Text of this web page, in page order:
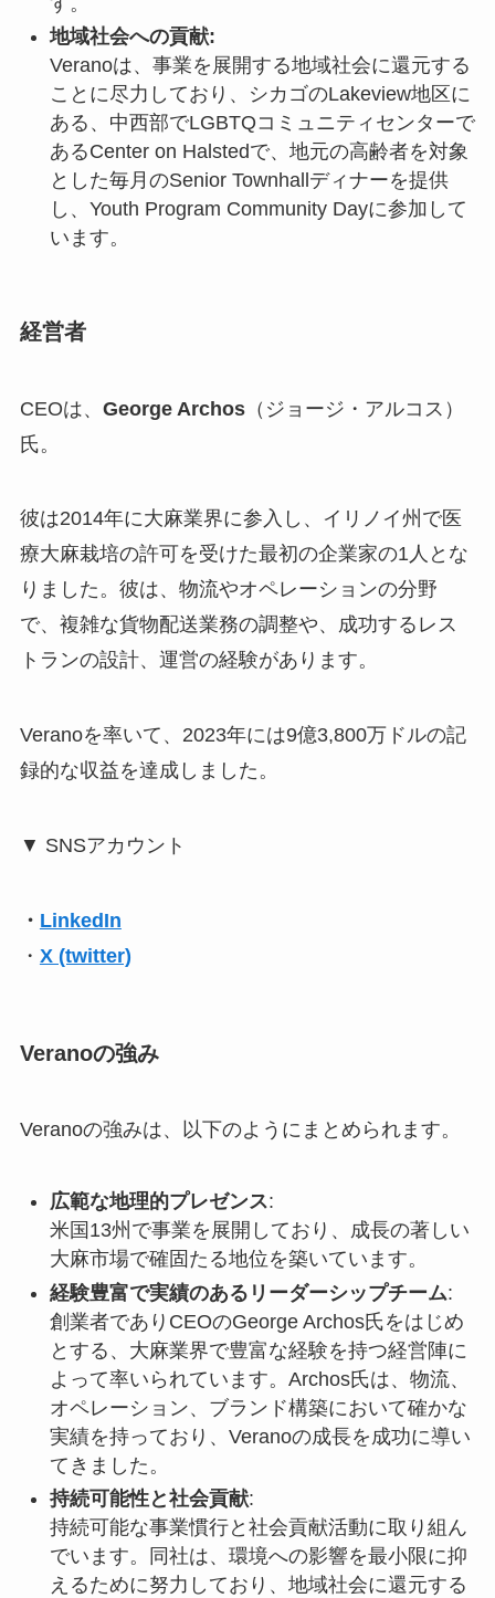
地域社会への貢献:
Veranoは、事業を展開する地域社会に還元する
ことに尽力しており、シカゴのLakeview地区に
ある、中西部でLGBTQコミュニティセンターで
あるCenter on Halstedで、地元の高齢者を対象
とした毎月のSenior Townhallディナーを提供
し、Youth Program Community Dayに参加して
います。
経営者
CEOは、 George Archos（ジョージ・アルコス）
氏。
彼は2014年に大麻業界に参入し、イリノイ州で医
療大麻栽培の許可を受けた最初の企業家の1人とな
りました。彼は、物流やオペレーションの分野
で、複雑な貨物配送業務の調整や、成功するレス
トランの設計、運営の経験があります。
Veranoを率いて、2023年には9億3,800万ドルの記
録的な収益を達成しました。
▼ SNSアカウント
・ LinkedIn
・ X (twitter)
Veranoの強み
Veranoの強みは、以下のようにまとめられます。
広範な地理的プレゼンス:
米国13州で事業を展開しており、成長の著しい
大麻市場で確固たる地位を築いています。
経験豊富で実績のあるリーダーシップチーム:
創業者でありCEOのGeorge Archos氏をはじめ
とする、大麻業界で豊富な経験を持つ経営陣に
よって率いられています。Archos氏は、物流、
オペレーション、ブランド構築において確かな
実績を持っており、Veranoの成長を成功に導い
てきました。
持続可能性と社会貢献:
持続可能な事業慣行と社会貢献活動に取り組ん
でいます。同社は、環境への影響を最小限に抑
えるために努力しており、地域社会に還元する